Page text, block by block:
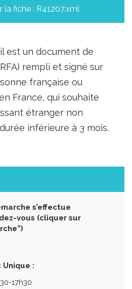
fiche : R41207.xml
est un document de
rempli et signé sur
française ou
France, qui souhaite
étranger non
inférieure à 3 mois.
s’effectue
vous (cliquer sur
:
17h30